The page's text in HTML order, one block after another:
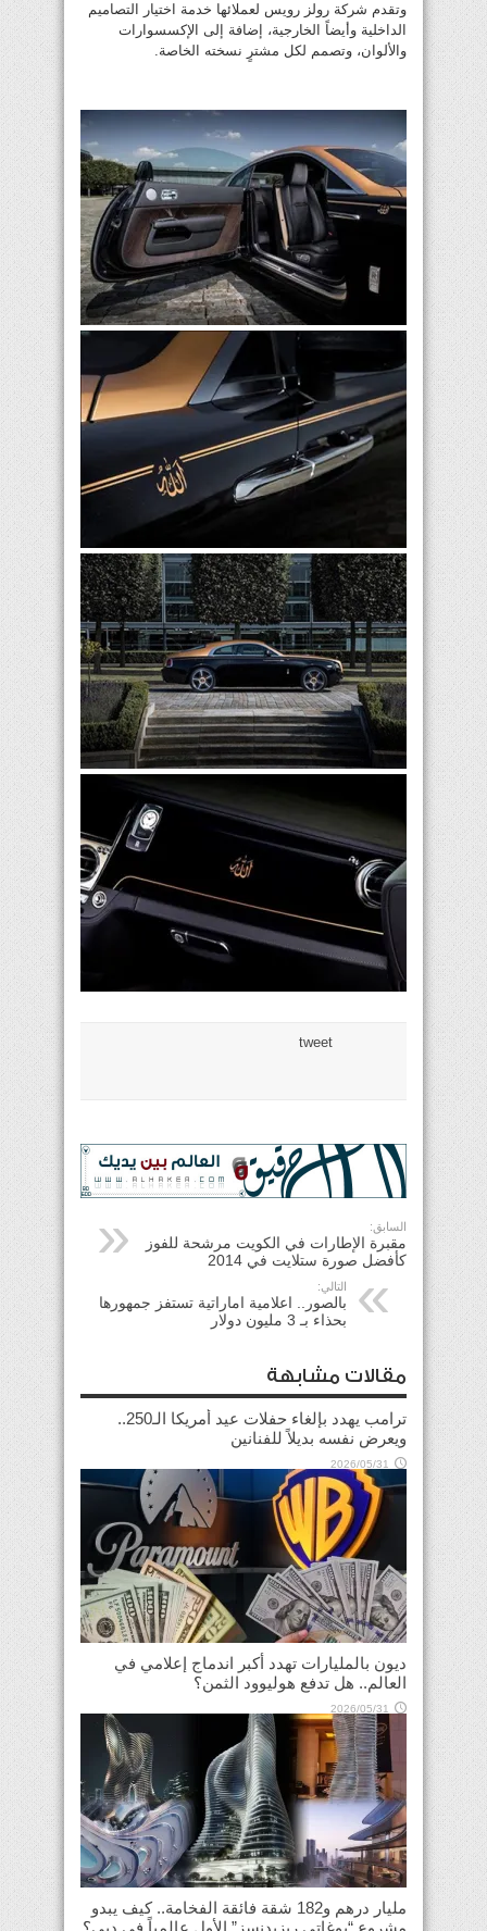
وتقدم شركة رولز رويس لعملائها خدمة اختيار التصاميم
الداخلية وأيضاً الخارجية، إضافة إلى الإكسسوارات
والألوان، وتصمم لكل مشترٍ نسخته الخاصة.
tweet
السابق:
مقبرة الإطارات في الكويت مرشحة للفوز
كأفضل صورة ستلايت في 2014
التالي:
بالصور.. اعلامية اماراتية تستفز جمهورها
بحذاء بـ 3 مليون دولار
مقالات مشابهة
ترامب يهدد بإلغاء حفلات عيد أمريكا الـ250..
ويعرض نفسه بديلاً للفنانين
2026/05/31
ديون بالمليارات تهدد أكبر اندماج إعلامي في
العالم.. هل تدفع هوليوود الثمن؟
2026/05/31
مليار درهم و182 شقة فائقة الفخامة.. كيف يبدو
مشروع “بوغاتي ريزيدنسز” الأول عالمياً في دبي؟